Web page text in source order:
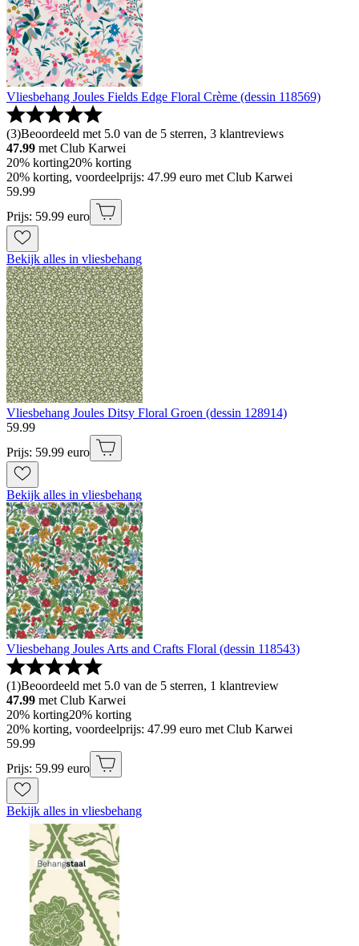
Vliesbehang Joules Fields Edge Floral Crème (dessin 118569)
(3)Beoordeeld met 5.0 van de 5 sterren, 3 klantreviews
47.99 met Club Karwei
20% korting20% korting
20% korting, voordeelprijs: 47.99 euro met Club Karwei
59.99
Prijs: 59.99 euro
Bekijk alles in vliesbehang
Vliesbehang Joules Ditsy Floral Groen (dessin 128914)
59.99
Prijs: 59.99 euro
Bekijk alles in vliesbehang
Vliesbehang Joules Arts and Crafts Floral (dessin 118543)
(1)Beoordeeld met 5.0 van de 5 sterren, 1 klantreview
47.99 met Club Karwei
20% korting20% korting
20% korting, voordeelprijs: 47.99 euro met Club Karwei
59.99
Prijs: 59.99 euro
Bekijk alles in vliesbehang